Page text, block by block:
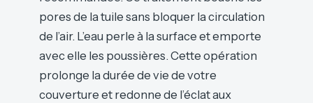
pores de la tuile sans bloquer la circulation
de l’air. L’eau perle à la surface et emporte
avec elle les poussières. Cette opération
prolonge la durée de vie de votre
couverture et redonne de l’éclat aux